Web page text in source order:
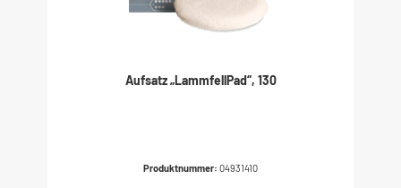
Aufsatz „LammfellPad“, 130
Produktnummer: 04931410